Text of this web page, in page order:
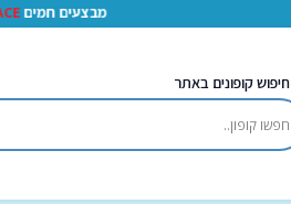
מבצעים חמיםACE-אייס
חיפוש קופונים באתר